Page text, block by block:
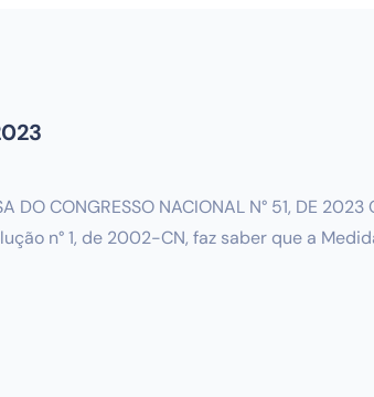
DO CONGRESSO NACIONAL N° 51, DE
n° 1, de 2002-CN, faz saber que a